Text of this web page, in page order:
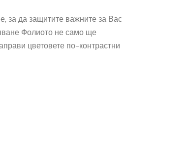
за да защитите важните за Вас
Фолиото не само ще
цветовете по-контрастни